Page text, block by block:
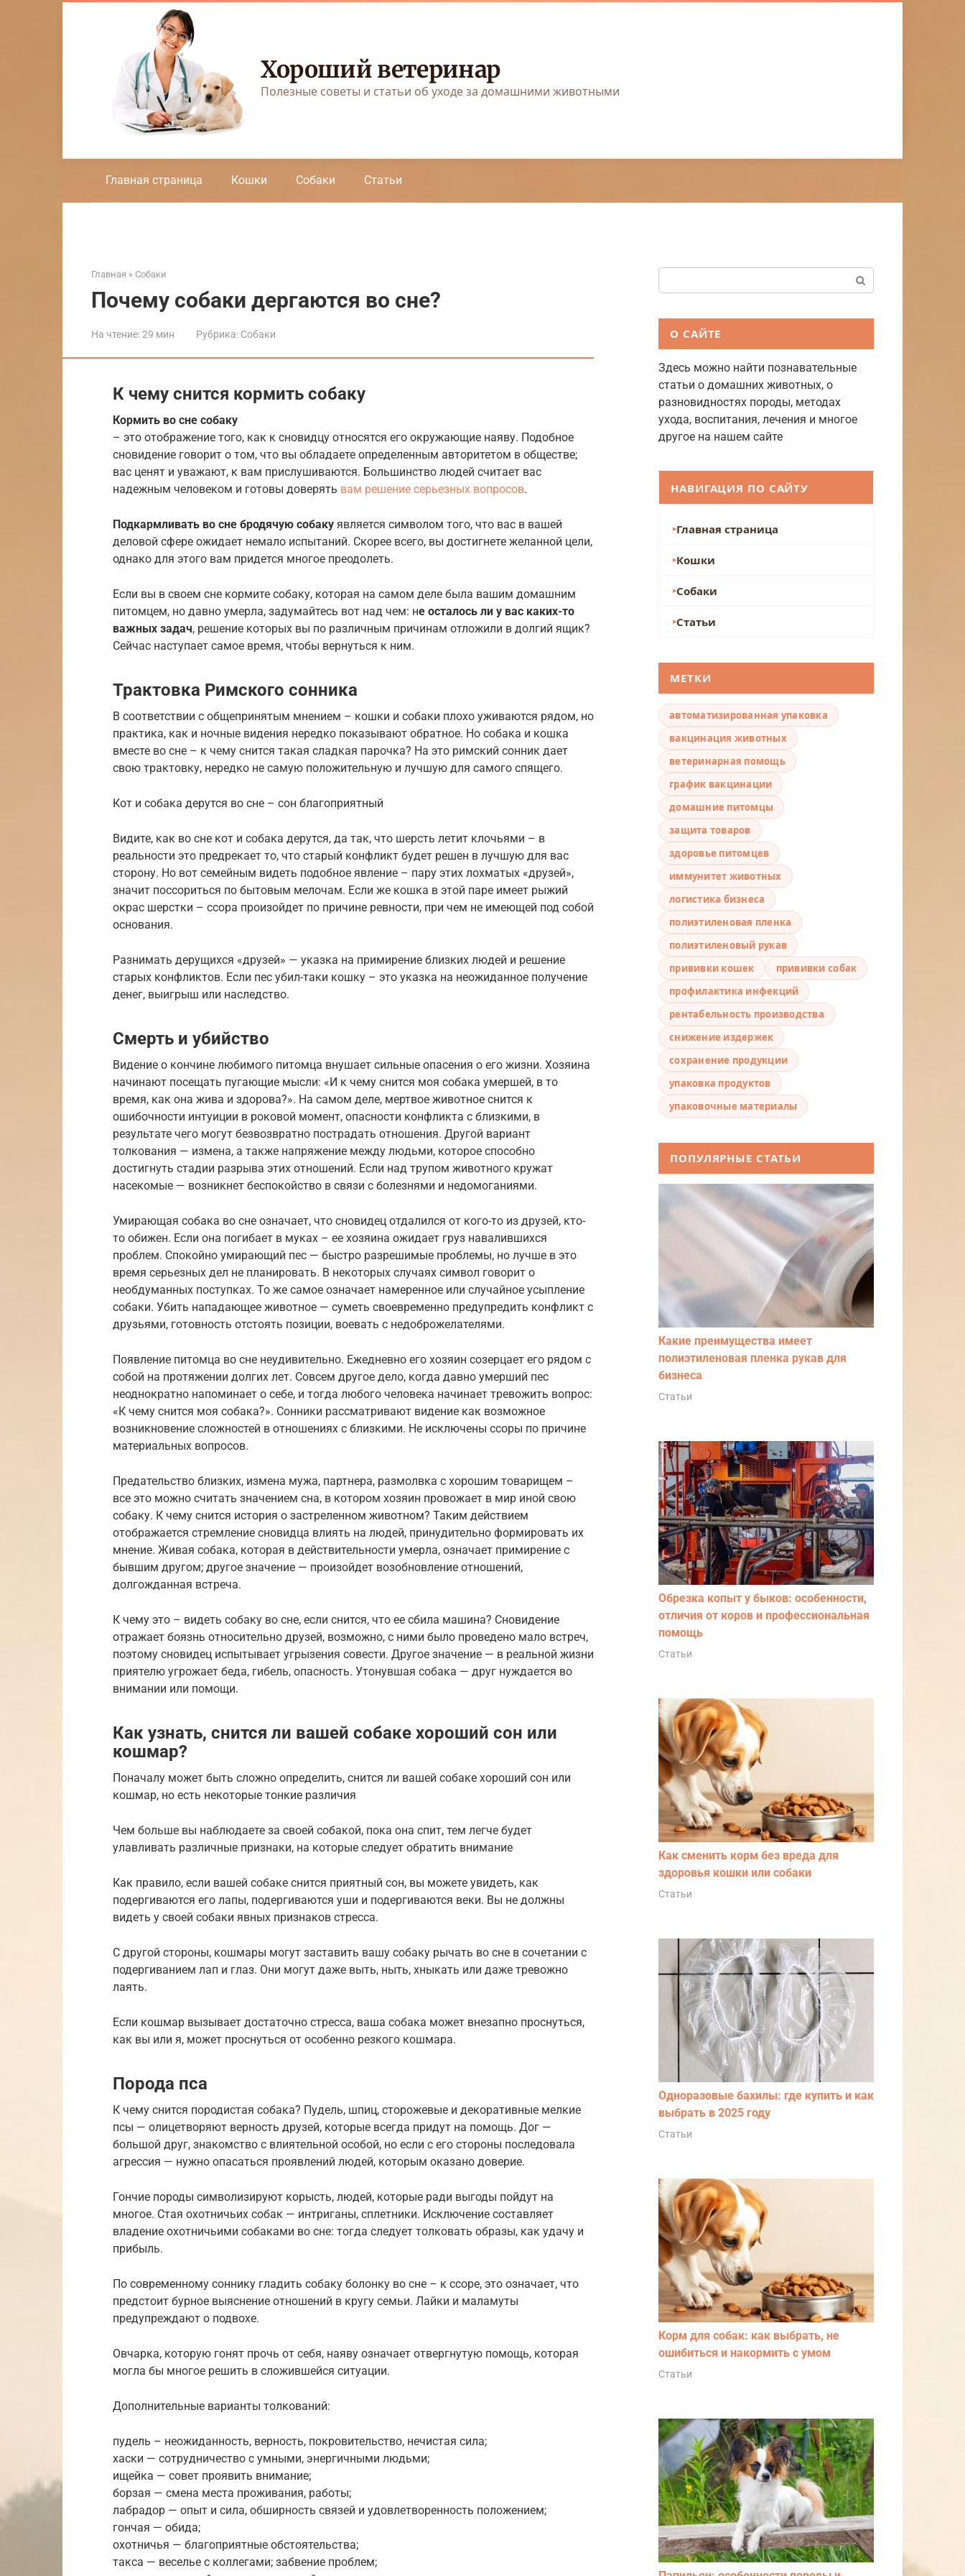
Хороший ветеринар
Полезные советы и статьи об уходе за домашними животными
Главная страница Кошки Собаки Статьи
Главная » Собаки
Почему собаки дергаются во сне?
На чтение:29 мин Рубрика: Собаки
К чему снится кормить собаку
Кормить во сне собаку
– это отображение того, как к сновидцу относятся его окружающие наяву. Подобное
сновидение говорит о том, что вы обладаете определенным авторитетом в обществе;
вас ценят и уважают, к вам прислушиваются. Большинство людей считает вас
надежным человеком и готовы доверять вам решение серьезных вопросов.
Подкармливать во сне бродячую собаку является символом того, что вас в вашей
деловой сфере ожидает немало испытаний. Скорее всего, вы достигнете желанной цели,
однако для этого вам придется многое преодолеть.
Если вы в своем сне кормите собаку, которая на самом деле была вашим домашним
питомцем, но давно умерла, задумайтесь вот над чем: не осталось ли у вас каких-то
важных задач, решение которых вы по различным причинам отложили в долгий ящик?
Сейчас наступает самое время, чтобы вернуться к ним.
Трактовка Римского сонника
В соответствии с общепринятым мнением – кошки и собаки плохо уживаются рядом, но
практика, как и ночные видения нередко показывают обратное. Но собака и кошка
вместе во сне – к чему снится такая сладкая парочка? На это римский сонник дает
свою трактовку, нередко не самую положительную и лучшую для самого спящего.
Кот и собака дерутся во сне – сон благоприятный
Видите, как во сне кот и собака дерутся, да так, что шерсть летит клочьями – в
реальности это предрекает то, что старый конфликт будет решен в лучшую для вас
сторону. Но вот семейным видеть подобное явление – пару этих лохматых «друзей»,
значит поссориться по бытовым мелочам. Если же кошка в этой паре имеет рыжий
окрас шерстки – ссора произойдет по причине ревности, при чем не имеющей под собой
основания.
Разнимать дерущихся «друзей» — указка на примирение близких людей и решение
старых конфликтов. Если пес убил-таки кошку – это указка на неожиданное получение
денег, выигрыш или наследство.
Смерть и убийство
Видение о кончине любимого питомца внушает сильные опасения о его жизни. Хозяина
начинают посещать пугающие мысли: «И к чему снится моя собака умершей, в то
время, как она жива и здорова?». На самом деле, мертвое животное снится к
ошибочности интуиции в роковой момент, опасности конфликта с близкими, в
результате чего могут безвозвратно пострадать отношения. Другой вариант
толкования — измена, а также напряжение между людьми, которое способно
достигнуть стадии разрыва этих отношений. Если над трупом животного кружат
насекомые — возникнет беспокойство в связи с болезнями и недомоганиями.
Умирающая собака во сне означает, что сновидец отдалился от кого-то из друзей, кто-
то обижен. Если она погибает в муках – ее хозяина ожидает груз навалившихся
проблем. Спокойно умирающий пес — быстро разрешимые проблемы, но лучше в это
время серьезных дел не планировать. В некоторых случаях символ говорит о
необдуманных поступках. То же самое означает намеренное или случайное усыпление
собаки. Убить нападающее животное — суметь своевременно предупредить конфликт с
друзьями, готовность отстоять позиции, воевать с недоброжелателями.
Появление питомца во сне неудивительно. Ежедневно его хозяин созерцает его рядом с
собой на протяжении долгих лет. Совсем другое дело, когда давно умерший пес
неоднократно напоминает о себе, и тогда любого человека начинает тревожить вопрос:
«К чему снится моя собака?». Сонники рассматривают видение как возможное
возникновение сложностей в отношениях с близкими. Не исключены ссоры по причине
материальных вопросов.
Предательство близких, измена мужа, партнера, размолвка с хорошим товарищем –
все это можно считать значением сна, в котором хозяин провожает в мир иной свою
собаку. К чему снится история о застреленном животном? Таким действием
отображается стремление сновидца влиять на людей, принудительно формировать их
мнение. Живая собака, которая в действительности умерла, означает примирение с
бывшим другом; другое значение — произойдет возобновление отношений,
долгожданная встреча.
К чему это – видеть собаку во сне, если снится, что ее сбила машина? Сновидение
отражает боязнь относительно друзей, возможно, с ними было проведено мало встреч,
поэтому сновидец испытывает угрызения совести. Другое значение — в реальной жизни
приятелю угрожает беда, гибель, опасность. Утонувшая собака — друг нуждается во
внимании или помощи.
Как узнать, снится ли вашей собаке хороший сон или
кошмар?
Поначалу может быть сложно определить, снится ли вашей собаке хороший сон или
кошмар, но есть некоторые тонкие различия
Чем больше вы наблюдаете за своей собакой, пока она спит, тем легче будет
улавливать различные признаки, на которые следует обратить внимание
Как правило, если вашей собаке снится приятный сон, вы можете увидеть, как
подергиваются его лапы, подергиваются уши и подергиваются веки. Вы не должны
видеть у своей собаки явных признаков стресса.
С другой стороны, кошмары могут заставить вашу собаку рычать во сне в сочетании с
подергиванием лап и глаз. Они могут даже выть, ныть, хныкать или даже тревожно
лаять.
Если кошмар вызывает достаточно стресса, ваша собака может внезапно проснуться,
как вы или я, может проснуться от особенно резкого кошмара.
Порода пса
К чему снится породистая собака? Пудель, шпиц, сторожевые и декоративные мелкие
псы — олицетворяют верность друзей, которые всегда придут на помощь. Дог —
большой друг, знакомство с влиятельной особой, но если с его стороны последовала
агрессия — нужно опасаться проявлений людей, которым оказано доверие.
Гончие породы символизируют корысть, людей, которые ради выгоды пойдут на
многое. Стая охотничьих собак — интриганы, сплетники. Исключение составляет
владение охотничьими собаками во сне: тогда следует толковать образы, как удачу и
прибыль.
По современному соннику гладить собаку болонку во сне – к ссоре, это означает, что
предстоит бурное выяснение отношений в кругу семьи. Лайки и маламуты
предупреждают о подвохе.
Овчарка, которую гонят прочь от себя, наяву означает отвергнутую помощь, которая
могла бы многое решить в сложившейся ситуации.
Дополнительные варианты толкований:
пудель – неожиданность, верность, покровительство, нечистая сила;
хаски — сотрудничество с умными, энергичными людьми;
ищейка — совет проявить внимание;
борзая — смена места проживания, работы;
лабрадор — опыт и сила, обширность связей и удовлетворенность положением;
гончая — обида;
охотничья — благоприятные обстоятельства;
такса — веселье с коллегами; забвение проблем;
О САЙТЕ
Здесь можно найти познавательные
статьи о домашних животных, о
разновидностях породы, методах
ухода, воспитания, лечения и многое
другое на нашем сайте
НАВИГАЦИЯ ПО САЙТУ
Главная страница
Кошки
Собаки
Статьи
МЕТКИ
автоматизированная упаковка
вакцинация животных
ветеринарная помощь
график вакцинации
домашние питомцы
защита товаров
здоровье питомцев
иммунитет животных
логистика бизнеса
полиэтиленовая пленка
полиэтиленовый рукав
прививки кошек
прививки собак
профилактика инфекций
рентабельность производства
снижение издержек
сохранение продукции
упаковка продуктов
упаковочные материалы
ПОПУЛЯРНЫЕ СТАТЬИ
Какие преимущества имеет
полиэтиленовая пленка рукав для
бизнеса
Статьи
Обрезка копыт у быков: особенности,
отличия от коров и профессиональная
помощь
Статьи
Как сменить корм без вреда для
здоровья кошки или собаки
Статьи
Одноразовые бахилы: где купить и как
выбрать в 2025 году
Статьи
Корм для собак: как выбрать, не
ошибиться и накормить с умом
Статьи